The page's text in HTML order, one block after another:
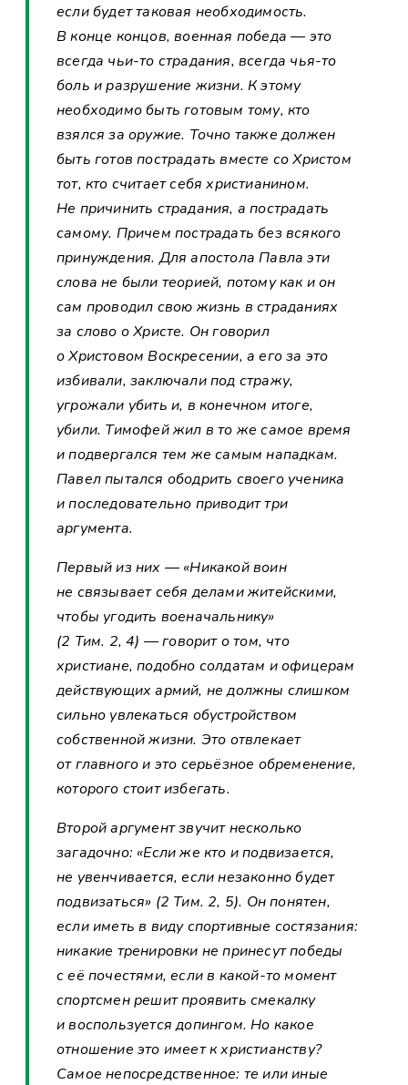
если будет таковая необходимость.
В конце концов, военная победа — это
всегда чьи-то страдания, всегда чья-то
боль и разрушение жизни. К этому
необходимо быть готовым тому, кто
взялся за оружие. Точно также должен
быть готов пострадать вместе со Христом
тот, кто считает себя христианином.
Не причинить страдания, а пострадать
самому. Причем пострадать без всякого
принуждения. Для апостола Павла эти
слова не были теорией, потому как и он
сам проводил свою жизнь в страданиях
за слово о Христе. Он говорил
о Христовом Воскресении, а его за это
избивали, заключали под стражу,
угрожали убить и, в конечном итоге,
убили. Тимофей жил в то же самое время
и подвергался тем же самым нападкам.
Павел пытался ободрить своего ученика
и последовательно приводит три
аргумента.
Первый из них — «Никакой воин
не связывает себя делами житейскими,
чтобы угодить военачальнику»
(2 Тим. 2, 4) — говорит о том, что
христиане, подобно солдатам и офицерам
действующих армий, не должны слишком
сильно увлекаться обустройством
собственной жизни. Это отвлекает
от главного и это серьёзное обременение,
которого стоит избегать.
Второй аргумент звучит несколько
загадочно: «Если же кто и подвизается,
не увенчивается, если незаконно будет
подвизаться» (2 Тим. 2, 5). Он понятен,
если иметь в виду спортивные состязания:
никакие тренировки не принесут победы
с её почестями, если в какой-то момент
спортсмен решит проявить смекалку
и воспользуется допингом. Но какое
отношение это имеет к христианству?
Самое непосредственное: те или иные